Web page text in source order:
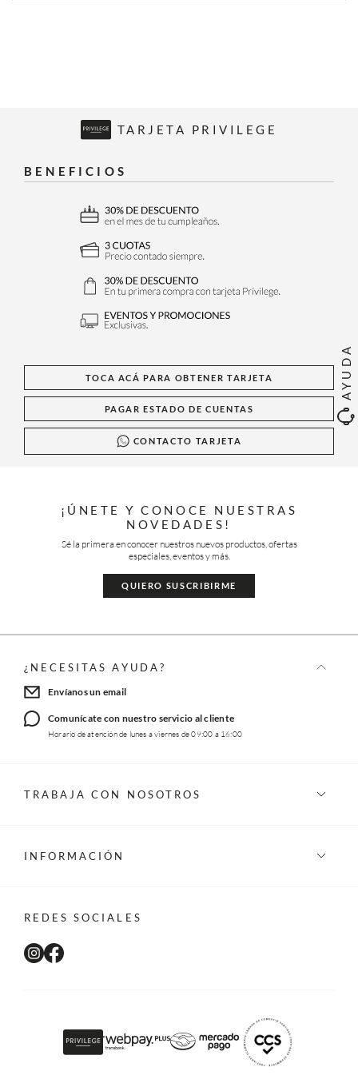
AYUDA
TARJETA PRIVILEGE
BENEFICIOS
TOCA ACÁ PARA OBTENER TARJETA
PAGAR ESTADO DE CUENTAS
CONTACTO TARJETA
¡ÚNETE Y CONOCE NUESTRAS
NOVEDADES!
Sé la primera en conocer nuestros nuevos productos, ofertas
especiales, eventos y más.
QUIERO SUSCRIBIRME
¿NECESITAS AYUDA?
Envíanos un email
Comunícate con nuestro servicio al cliente
Horario de atención de lunes a viernes de 09:00 a 16:00
TRABAJA CON NOSOTROS
INFORMACIÓN
REDES SOCIALES